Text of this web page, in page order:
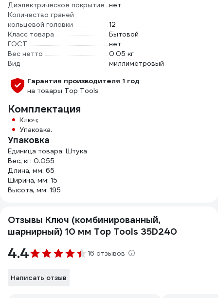
Диэлектрическое покрытие нет
Количество граней
кольцевой головки
12
Класс товара
Бытовой
ГОСТ
нет
Вес нетто
0.05 кг
Вид
миллиметровый
Гарантия производителя 1 год
на товары Top Tools
Комплектация
Ключ;
Упаковка.
Упаковка
Единица товара: Штука
Вес, кг: 0.055
Длина, мм: 65
Ширина, мм: 15
Высота, мм: 195
Отзывы Ключ (комбинированный,
шарнирный) 10 мм Top Tools 35D240
4.4 16 отзывов
Написать отзыв